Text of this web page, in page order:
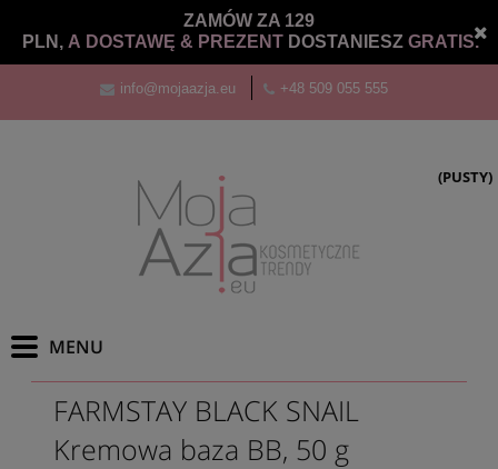
ZAMÓW ZA 129
PLN, A DOSTAWĘ & PREZENT DOSTANIESZ GRATIS.
info@mojaazja.eu +48 509 055 555
(PUSTY)
FARMSTAY BLACK SNAIL
Kremowa baza BB, 50 g